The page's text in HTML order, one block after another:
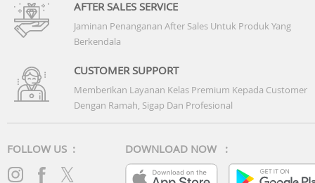
AFTER SALES SERVICE
Jaminan Penanganan After Sales Untuk Produk Yang
Berkendala
CUSTOMER SUPPORT
Memberikan Layanan Kelas Premium Kepada Customer
Dengan Ramah, Sigap Dan Profesional
FOLLOW US : DOWNLOAD NOW :